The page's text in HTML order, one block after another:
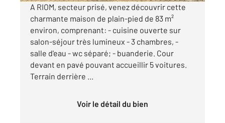
A RIOM, secteur prisé, venez découvrir cette
charmante maison de plain-pied de 83 m²
environ, comprenant: - cuisine ouverte sur
salon-séjour très lumineux - 3 chambres, -
salle d'eau - wc séparé; - buanderie. Cour
devant en pavé pouvant accueillir 5 voitures.
Terrain derrière ...
Voir le détail du bien